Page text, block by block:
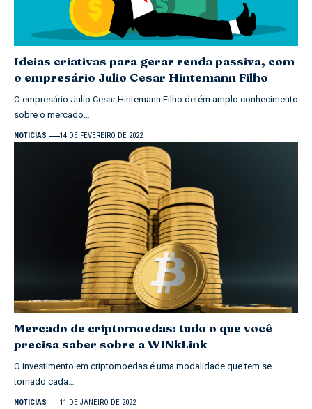
Ideias criativas para gerar renda passiva, com
o empresário Julio Cesar Hintemann Filho
O empresário Julio Cesar Hintemann Filho detém amplo conhecimento
sobre o mercado…
NOTICIAS 14 DE FEVEREIRO DE 2022
Mercado de criptomoedas: tudo o que você
precisa saber sobre a WINkLink
O investimento em criptomoedas é uma modalidade que tem se
tornado cada…
NOTICIAS 11 DE JANEIRO DE 2022